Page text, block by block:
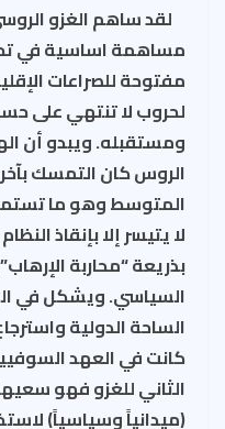
لقد ساهم الغزو
مساهمة اساسية في
مفتوحة للصراعات
لحروب لا تنتهي على
ومستقبله. ويبدو أن
الروس كان التمسك
المتوسط وهو ما
لا يتيسر إلا بإنقاذ
بذريعة “محاربة
السياسي. ويشكل في
الساحة الدولية
كانت في العهد
الثاني للغزو فهو
(ميدانياً وسياسياً)